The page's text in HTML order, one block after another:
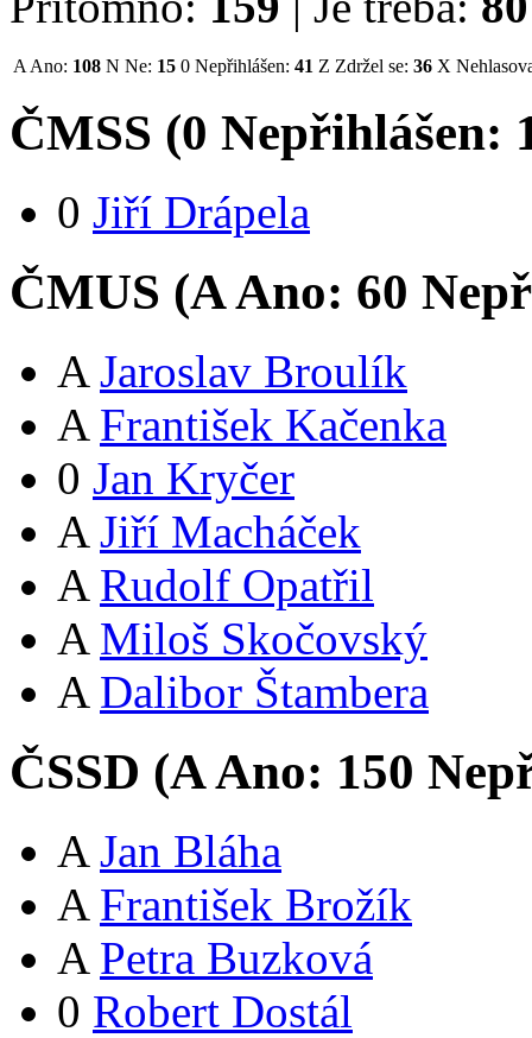
A Ano: 108 N Ne: 15 0 Nepřihlášen: 41 Z Zdržel se: 36 X
ČMSS (0 Nepřihlášen:
0 Jiří Drápela
ČMUS (AAno: 60
A Jaroslav Broulík
A František Kačenka
0 Jan Kryčer
A Jiří Macháček
A Rudolf Opatřil
A Miloš Skočovský
A Dalibor Štambera
ČSSD (AAno: 150
A Jan Bláha
A František Brožík
A Petra Buzková
0 Robert Dostál